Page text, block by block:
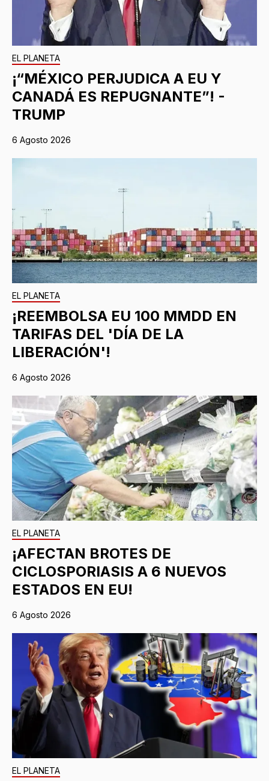
EL PLANETA
¡“MÉXICO PERJUDICA A EU Y
CANADÁ ES REPUGNANTE”! -
TRUMP
6 Agosto 2026
EL PLANETA
¡REEMBOLSA EU 100 MMDD EN
TARIFAS DEL 'DÍA DE LA
LIBERACIÓN'!
6 Agosto 2026
EL PLANETA
¡AFECTAN BROTES DE
CICLOSPORIASIS A 6 NUEVOS
ESTADOS EN EU!
6 Agosto 2026
EL PLANETA